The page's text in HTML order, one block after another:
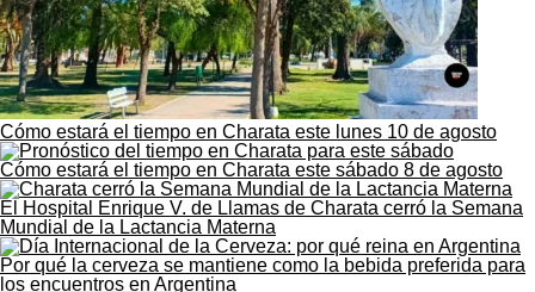
Cómo estará el tiempo en Charata este lunes 10 de agosto
Cómo estará el tiempo en Charata este sábado 8 de agosto
El Hospital Enrique V. de Llamas de Charata cerró la Semana
Mundial de la Lactancia Materna
Por qué la cerveza se mantiene como la bebida preferida para
los encuentros en Argentina